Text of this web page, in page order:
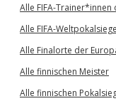
Alle FIFA-Trainer*innen
Alle FIFA-
Alle Finalorte der
Alle finnischen Meister
Alle finnischen